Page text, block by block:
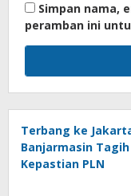
Simpan nama,
peramban ini
Terbang ke
Banjarmasin Tagih
Kepastian PLN